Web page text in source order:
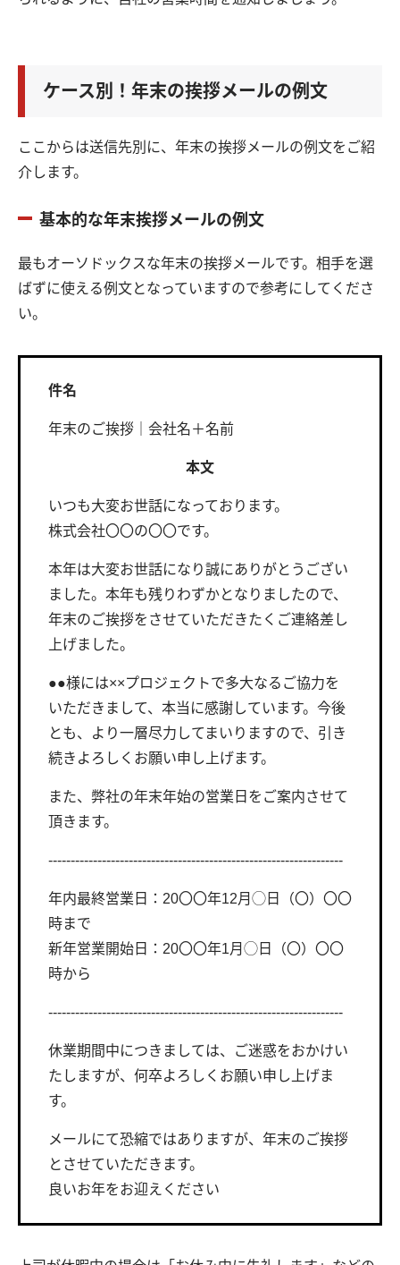
ケース別！年末の挨拶メールの例文
ここからは送信先別に、年末の挨拶メールの例文をご紹
介します。
基本的な年末挨拶メールの例文
最もオーソドックスな年末の挨拶メールです。相手を選
ばずに使える例文となっていますので参考にしてくださ
い。
件名
年末のご挨拶｜会社名＋名前
本文
いつも大変お世話になっております。
株式会社〇〇の〇〇です。
本年は大変お世話になり誠にありがとうござい
ました。本年も残りわずかとなりましたので、
年末のご挨拶をさせていただきたくご連絡差し
上げました。
●●様には××プロジェクトで多大なるご協力を
いただきまして、本当に感謝しています。今後
とも、より一層尽力してまいりますので、引き
続きよろしくお願い申し上げます。
また、弊社の年末年始の営業日をご案内させて
頂きます。
------------------------------------------------------------------
年内最終営業日：20〇〇年12月◯日（〇）〇〇
時まで
新年営業開始日：20〇〇年1月◯日（〇）〇〇
時から
------------------------------------------------------------------
休業期間中につきましては、ご迷惑をおかけい
たしますが、何卒よろしくお願い申し上げま
す。
メールにて恐縮ではありますが、年末のご挨拶
とさせていただきます。
良いお年をお迎えください